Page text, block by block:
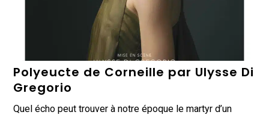
Polyeucte de Corneille par Ulysse Di
Gregorio
Quel écho peut trouver à notre époque le martyr d’un